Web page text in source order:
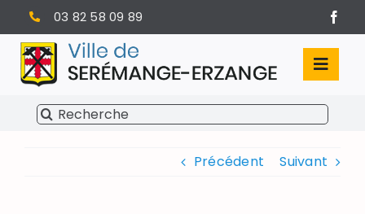
Passer
au
contenu
03 82 58 09 89
SÉRÉMANGE-ERZANGE
Rechercher:
Précédent Suivant